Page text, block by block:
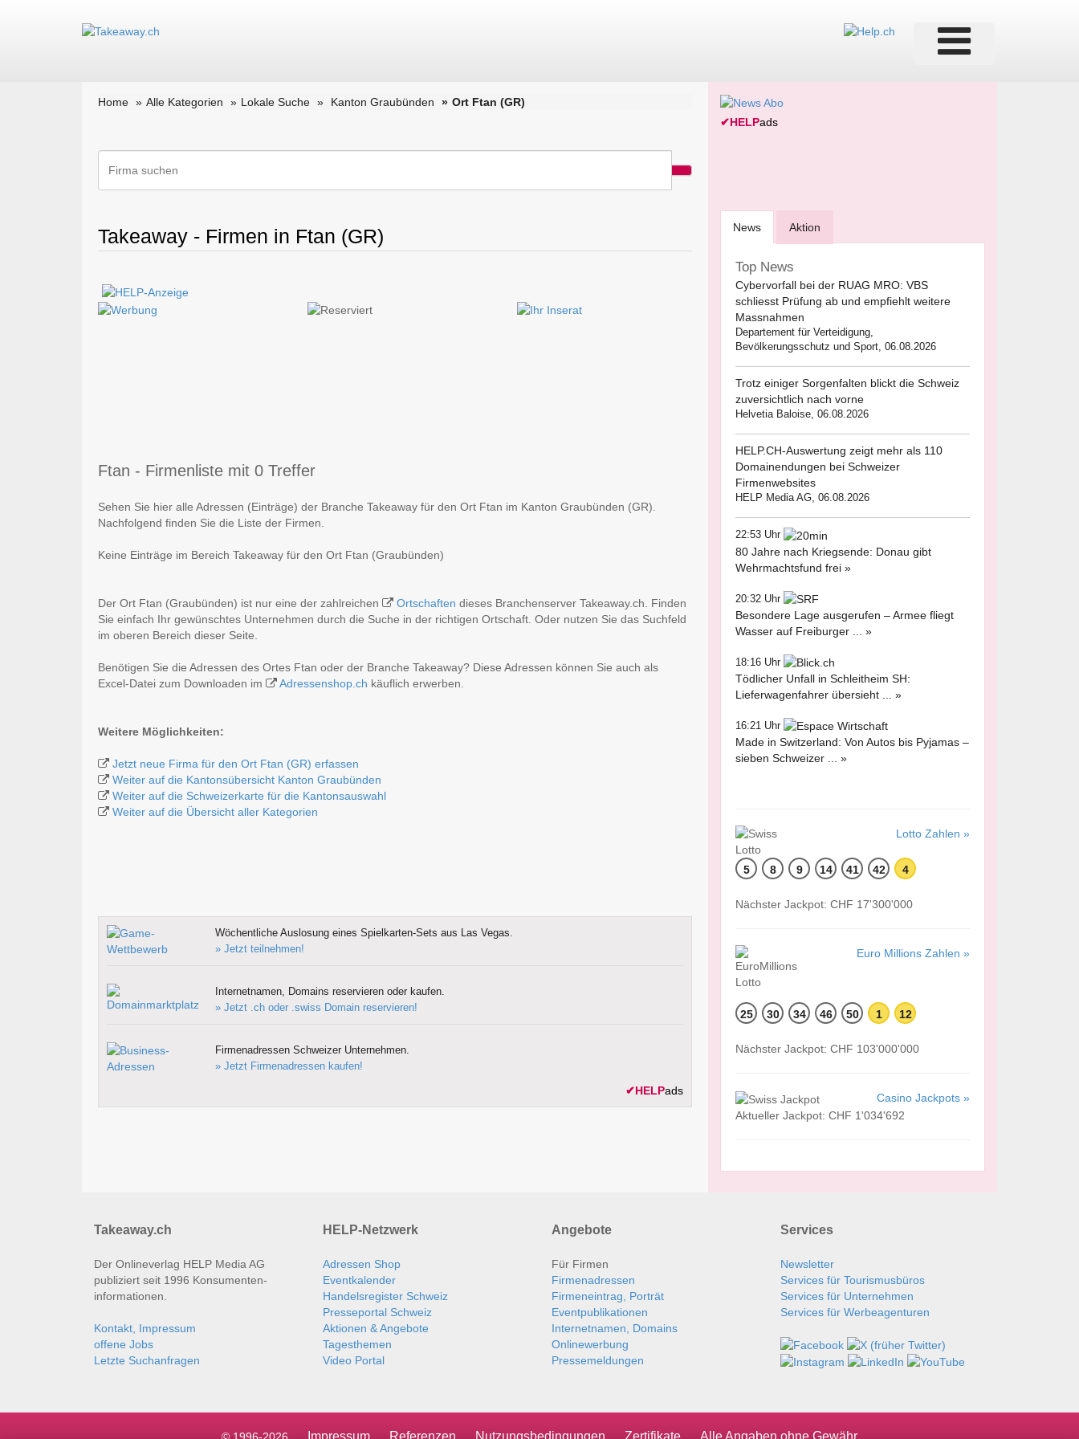
Home Alle Kategorien Lokale Suche Kanton Graubünden Ort Ftan (GR)
Takeaway - Firmen in Ftan (GR)
Ftan - Firmenliste mit 0 Treffer
Sehen Sie hier alle Adressen (Einträge) der Branche Takeaway für den Ort Ftan im Kanton Graubünden (GR).
Nachfolgend finden Sie die Liste der Firmen.
Keine Einträge im Bereich Takeaway für den Ort Ftan (Graubünden)
Der Ort Ftan (Graubünden) ist nur eine der zahlreichen Ortschaften dieses Branchenserver Takeaway.ch. Finden
Sie einfach Ihr gewünschtes Unternehmen durch die Suche in der richtigen Ortschaft. Oder nutzen Sie das Suchfeld
im oberen Bereich dieser Seite.
Benötigen Sie die Adressen des Ortes Ftan oder der Branche Takeaway? Diese Adressen können Sie auch als
Excel-Datei zum Downloaden im
Adressenshop.ch käuflich erwerben.
Weitere Möglichkeiten:
Jetzt neue Firma für den Ort Ftan (GR) erfassen
Weiter auf die Kantonsübersicht Kanton Graubünden
Weiter auf die Schweizerkarte für die Kantonsauswahl
Weiter auf die Übersicht aller Kategorien
Wöchentliche Auslosung eines Spielkarten-Sets aus Las Vegas.
» Jetzt teilnehmen!
Internetnamen, Domains reservieren oder kaufen.
» Jetzt .ch oder .swiss Domain reservieren!
Firmenadressen Schweizer Unternehmen.
» Jetzt Firmenadressen kaufen!
✔HELPads
✔HELPads
News Aktion
Top News
Cybervorfall bei der RUAG MRO: VBS
schliesst Prüfung ab und empfiehlt weitere
Massnahmen
Departement für Verteidigung,
Bevölkerungsschutz und Sport, 06.08.2026
Trotz einiger Sorgenfalten blickt die Schweiz
zuversichtlich nach vorne
Helvetia Baloise, 06.08.2026
HELP.CH-Auswertung zeigt mehr als 110
Domainendungen bei Schweizer
Firmenwebsites
HELP Media AG, 06.08.2026
22:53 Uhr
80 Jahre nach Kriegsende: Donau gibt
Wehrmachtsfund frei »
20:32 Uhr
Besondere Lage ausgerufen – Armee fliegt
Wasser auf Freiburger ... »
18:16 Uhr
Tödlicher Unfall in Schleitheim SH:
Lieferwagenfahrer übersieht ... »
16:21 Uhr
Made in Switzerland: Von Autos bis Pyjamas –
sieben Schweizer ... »
Lotto Zahlen »
5 8 9 14 41 42 4
Nächster Jackpot: CHF 17'300'000
Euro Millions Zahlen »
25 30 34 46 50 1 12
Nächster Jackpot: CHF 103'000'000
Casino Jackpots »
Aktueller Jackpot: CHF 1'034'692
Takeaway.ch
Der Onlineverlag HELP Media AG
publiziert seit 1996 Konsumenten­
informationen.
Kontakt, Impressum
offene Jobs
Letzte Suchanfragen
HELP-Netzwerk
Adressen Shop
Eventkalender
Handelsregister Schweiz
Presseportal Schweiz
Aktionen & Angebote
Tagesthemen
Video Portal
Angebote
Für Firmen
Firmenadressen
Firmeneintrag, Porträt
Eventpublikationen
Internetnamen, Domains
Onlinewerbung
Pressemeldungen
Services
Newsletter
Services für Tourismusbüros
Services für Unternehmen
Services für Werbeagenturen
© 1996-2026 Impressum Referenzen Nutzungsbedingungen Zertifikate Alle Angaben ohne Gewähr